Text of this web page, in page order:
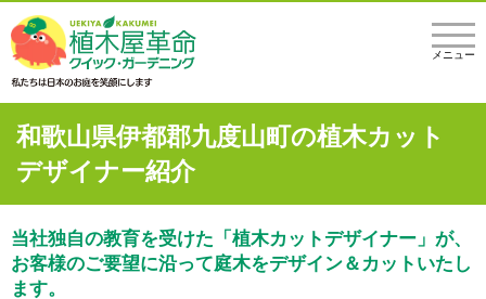
メニュー
和歌山県伊都郡九度山町の植木カット
デザイナー紹介
当社独自の教育を受けた「植木カットデザイナー」が、
お客様のご要望に沿って庭木をデザイン＆カットいたし
ます。